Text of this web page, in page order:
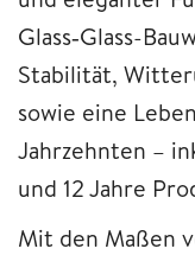
Glass‑Glass-
Stabilität,
sowie eine
Jahrzehnten –
und 12 Jahre
Mit den Maßen